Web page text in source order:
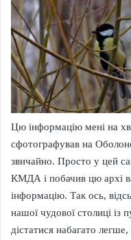
Цю інформацію мені на
сфотографував на
звичайно. Просто у цей
КМДА і побачив цю архі
інформацію. Так ось,
нашої чудової столиці
дістатися набагато